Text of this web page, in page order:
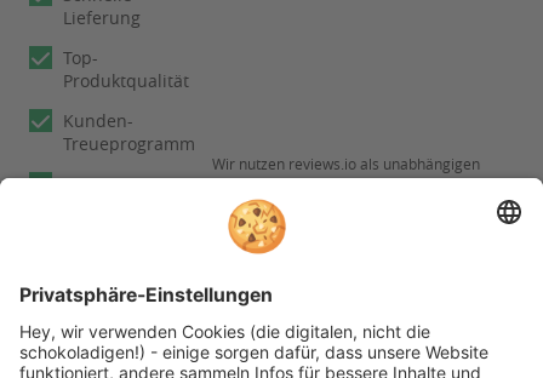
Lieferung
Top-
Produktqualität
Kunden-
Treueprogramm
Experten
Wir nutzen reviews.io als unabhängigen
Dienstleister für die Einholung von
Bewertungen. Erfahren Sie mehr unter
unserenInformationen zu
Kundenbewertungen
Folgen Sie rehashop auch auf folgenden Kanälen